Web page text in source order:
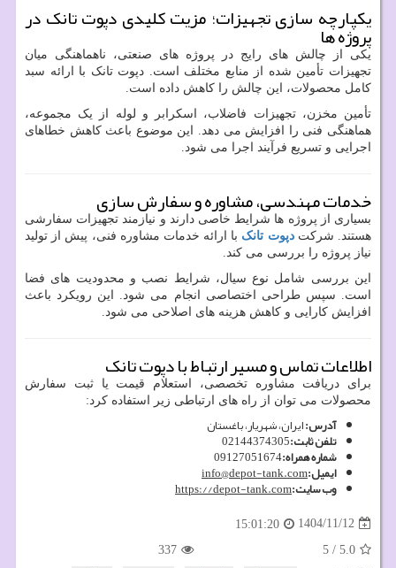
یکپارچه سازی تجهیزات؛ مزیت کلیدی دپوت تانک در
پروژه ها
یکی از چالش های رایج در پروژه های صنعتی، ناهماهنگی میان
تجهیزات تأمین شده از منابع مختلف است. دپوت تانک با ارائه سبد
کامل محصولات، این چالش را کاهش داده است.
تأمین مخزن، تجهیزات فاضلاب، اسکرابر و لوله از یک مجموعه،
هماهنگی فنی را افزایش می دهد. این موضوع باعث کاهش خطاهای
اجرایی و تسریع فرآیند اجرا می شود.
خدمات مهندسی، مشاوره و سفارش سازی
بسیاری از پروژه ها شرایط خاصی دارند و نیازمند تجهیزات سفارشی
هستند. شرکتدپوت تانک با ارائه خدمات مشاوره فنی، پیش از تولید
نیاز پروژه را بررسی می کند.
این بررسی شامل نوع سیال، شرایط نصب و محدودیت های فضا
است. سپس طراحی اختصاصی انجام می شود. این رویکرد باعث
افزایش کارایی و کاهش هزینه های اصلاحی می شود.
اطلاعات تماس و مسیر ارتباط با دپوت تانک
برای دریافت مشاوره تخصصی، استعلام قیمت یا ثبت سفارش
محصولات می توان از راه های ارتباطی زیر استفاده کرد:
آدرس:ایران، شهریار، باغستان
تلفن ثابت:
02144374305
شماره همراه:
09127051674
ایمیل:
info@depot-tank.com
وب سایت:
https://depot-tank.com
1404/11/12
15:01:20
5.0
/
5
337